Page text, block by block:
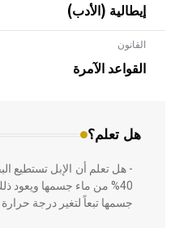
إيطالية (الأدب)
القانون
القواعد الآمرة
هل تعلم؟
- هل تعلم أن الأبلق نوع من
بالعمارة الإسلامية في
المعمار على بناء مداميكه
- هل تعلم أن الإبل تستطيع
40% من ماء جسمها ويعود
جسمها تبعاً لتغير درجة حرارة